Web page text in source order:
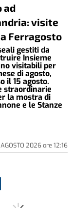
ad
visite
Ferragosto
gestiti da
Insieme
visitabili per
di agosto,
il 15 agosto.
straordinarie
la mostra di
e le Stanze
2026ore 12:16